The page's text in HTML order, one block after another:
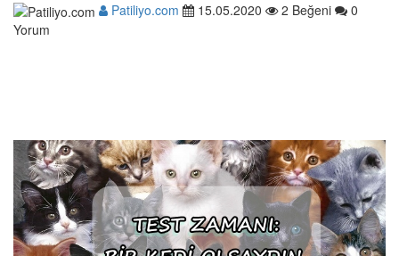
Patiliyo.com 15.05.2020 2 Beğeni
0
Yorum